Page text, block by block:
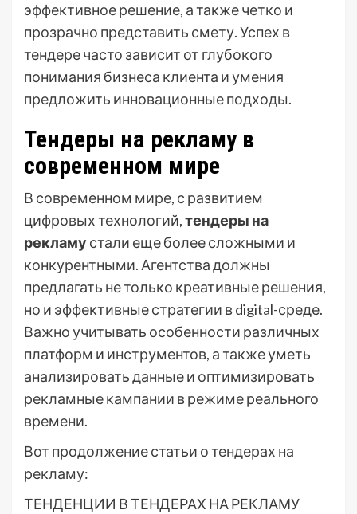
эффективное решение, а также четко и
прозрачно представить смету. Успех в
тендере часто зависит от глубокого
понимания бизнеса клиента и умения
предложить инновационные подходы.
Тендеры на рекламу в
современном мире
В современном мире, с развитием
цифровых технологий,тендеры на
рекламу стали еще более сложными и
конкурентными. Агентства должны
предлагать не только креативные решения,
но и эффективные стратегии в digital-среде.
Важно учитывать особенности различных
платформ и инструментов, а также уметь
анализировать данные и оптимизировать
рекламные кампании в режиме реального
времени.
Вот продолжение статьи о тендерах на
рекламу:
ТЕНДЕНЦИИ В ТЕНДЕРАХ НА РЕКЛАМУ